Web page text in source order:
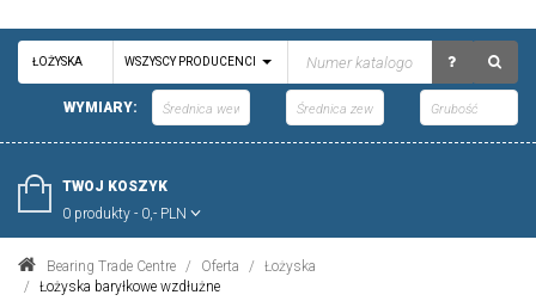
ŁOŻYSKA WSZYSCY PRODUCENCI
WYMIARY:
TWOJ KOSZYK
0 produkty - 0,- PLN
Bearing Trade Centre Oferta
Łożyska
Łożyska baryłkowe wzdłużne